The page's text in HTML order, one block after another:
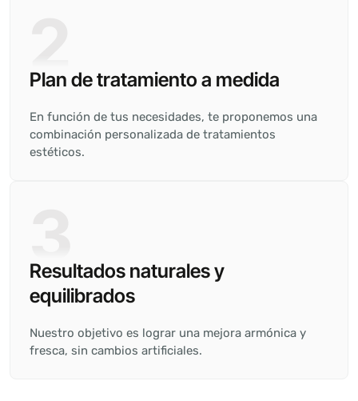
Plan de tratamiento a medida
En función de tus necesidades, te proponemos una
combinación personalizada de tratamientos
estéticos.
Resultados naturales y
equilibrados
Nuestro objetivo es lograr una mejora armónica y
fresca, sin cambios artificiales.